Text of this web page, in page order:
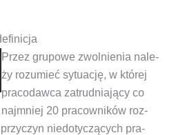
Przez gru­po­we zwol­nie­nia nale­
ży rozu­mieć sytu­ację, w któ­rej
pra­co­daw­ca zatrud­nia­ją­cy co
naj­mniej 20 pra­cow­ni­ków roz­
nie­do­ty­czą­cych pra­